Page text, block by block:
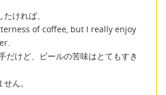
ければ、
of coffee, but I really enjoy
だけど、ビールの苦味はとてもすき
ん。